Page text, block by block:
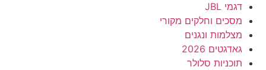
דגמי JBL
מסכים וחלקים מקורי
מצלמות ונגנים
גאדגטים 2026
תוכניות סלולר